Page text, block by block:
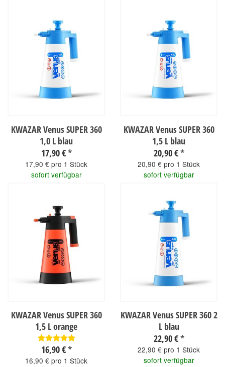
KWAZAR Venus SUPER 360
1,0 L blau
17,90 €*
17,90 € pro 1 Stück
sofort verfügbar
KWAZAR Venus SUPER 360
1,5 L blau
20,90 €*
20,90 € pro 1 Stück
sofort verfügbar
KWAZAR Venus SUPER 360
1,5 L orange
16,90 €*
16,90 € pro 1 Stück
KWAZAR Venus SUPER 360 2
L blau
22,90 €*
22,90 € pro 1 Stück
sofort verfügbar